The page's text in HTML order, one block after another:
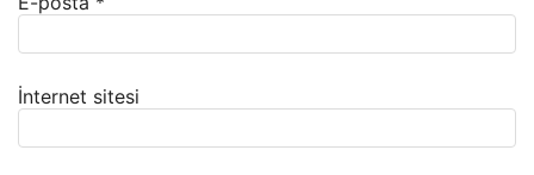
İnternet sitesi